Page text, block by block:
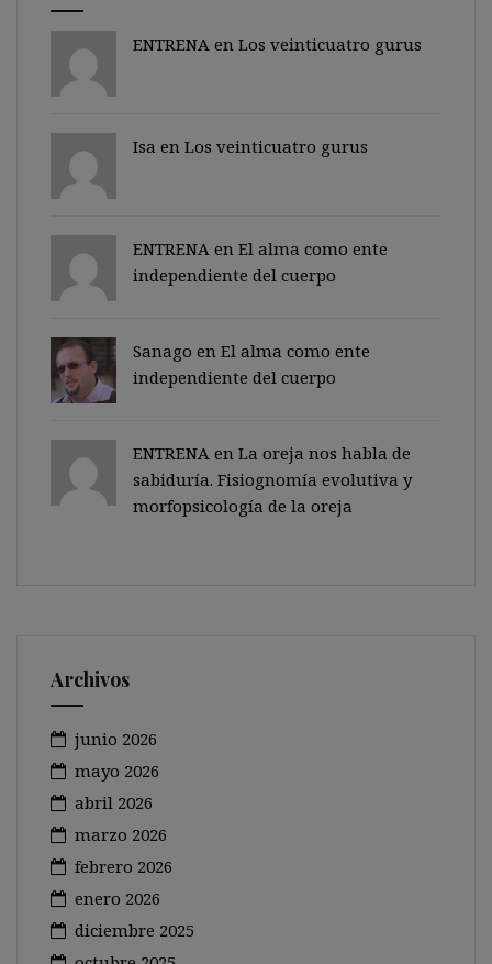
ENTRENA en Los veinticuatro gurus
Isa en Los veinticuatro gurus
ENTRENA en El alma como ente
independiente del cuerpo
Sanago en El alma como ente
independiente del cuerpo
ENTRENA en La oreja nos habla de
sabiduría. Fisiognomía evolutiva y
morfopsicología de la oreja
Archivos
junio 2026
mayo 2026
abril 2026
marzo 2026
febrero 2026
enero 2026
diciembre 2025